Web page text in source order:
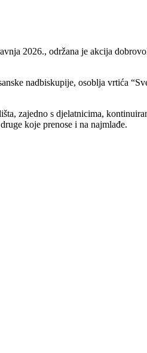
2026., održana je akcija
nadbiskupije, osoblja vrtića
zajedno s djelatnicima,
koje prenose i na najmlađe.